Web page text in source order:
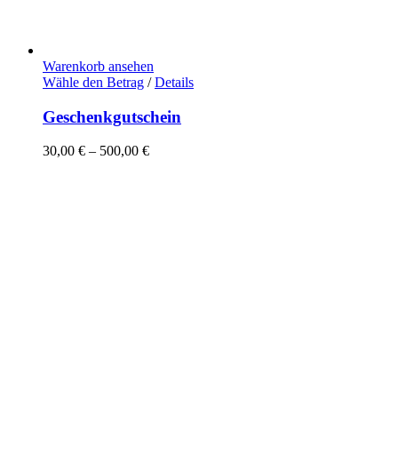
Warenkorb ansehen
Wähle den Betrag Dieses
weist
mehrere
Varianten
/ Details
Geschenkgutschein
30,00 € – 500,00 €